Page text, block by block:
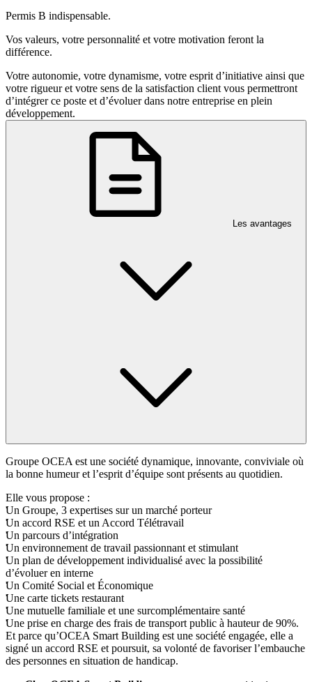
Permis B indispensable.
Vos valeurs, votre personnalité et votre motivation feront la
différence.
Votre autonomie, votre dynamisme, votre esprit d’initiative ainsi que
votre rigueur et votre sens de la satisfaction client vous permettront
d’intégrer ce poste et d’évoluer dans notre entreprise en plein
développement.
Les avantages
Groupe OCEA est une société dynamique, innovante, conviviale où
la bonne humeur et l’esprit d’équipe sont présents au quotidien.
Elle vous propose :
Un Groupe, 3 expertises sur un marché porteur
Un accord RSE et un Accord Télétravail
Un parcours d’intégration
Un environnement de travail passionnant et stimulant
Un plan de développement individualisé avec la possibilité
d’évoluer en interne
Un Comité Social et Économique
Une carte tickets restaurant
Une mutuelle familiale et une surcomplémentaire santé
Une prise en charge des frais de transport public à hauteur de 90%.
Et parce qu’OCEA Smart Building est une société engagée, elle a
signé un accord RSE et poursuit, sa volonté de favoriser l’embauche
des personnes en situation de handicap.